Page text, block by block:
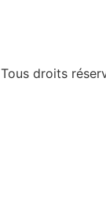
Tous droits